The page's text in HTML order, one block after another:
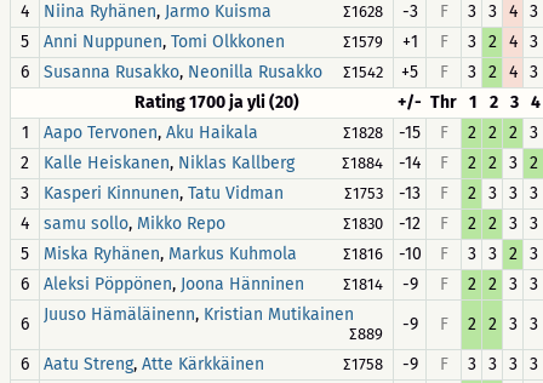
4
Niina Ryhänen, Jarmo Kuisma ∑1628 -3 F 3 3 4
3
5
Anni Nuppunen, Tomi Olkkonen ∑1579 +1 F 3 2 4
3
6
Susanna Rusakko, Neonilla Rusakko ∑1542 +5 F 3 2 4
3
Rating 1700 ja yli (20)
+/- Thr 1 2 3 4
1
Aapo Tervonen, Aku Haikala ∑1828 -15 F 2 2 2
3
2
Kalle Heiskanen, Niklas Kallberg ∑1884 -14 F 2 2 3
2
3
Kasperi Kinnunen, Tatu Vidman ∑1753 -13 F 2 3 3
3
4
samu sollo, Mikko Repo ∑1830 -12 F 2 2 3
3
5
Miska Ryhänen, Markus Kuhmola ∑1816 -10 F 3 3 2
3
6
Aleksi Pöppönen, Joona Hänninen ∑1814 -9 F 2 2 3
3
6
Juuso Hämäläinenn, Kristian Mutikainen
∑889 -9 F 2 2 3
3
6
Aatu Streng, Atte Kärkkäinen ∑1758 -9 F 3 3 3
3